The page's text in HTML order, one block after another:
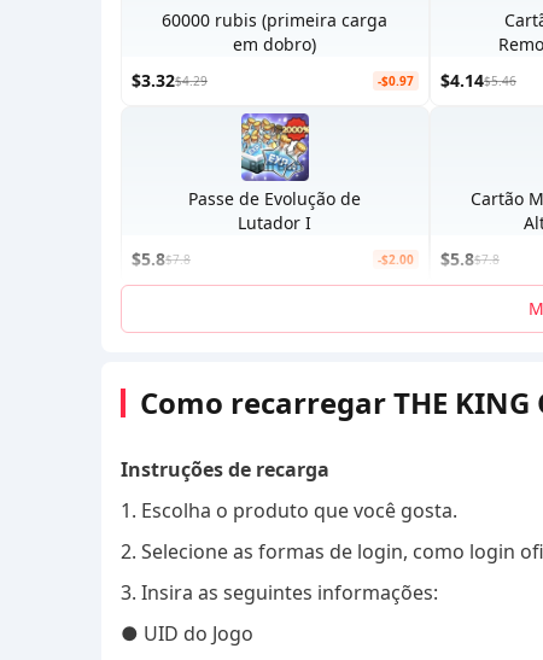
60000 rubis (primeira carga
em dobro)
$3.32$4.29 -$0.97
$4.14$5.46
Passe de Evolução de
Lutador I
$5.8$7.8 -$2.00
Cartão
$5.8$7.8
Como recarregar THE KING
Instruções de recarga
1. Escolha o produto que você gosta.
2. Selecione as formas de login, como login
3. Insira as seguintes informações:
● UID do Jogo